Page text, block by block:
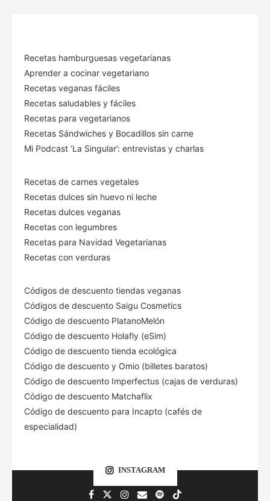
Recetas hamburguesas vegetarianas
Aprender a cocinar vegetariano
Recetas veganas fáciles
Recetas saludables y fáciles
Recetas para vegetarianos
Recetas Sándwiches y Bocadillos sin carne
Mi Podcast ‘La Singular’: entrevistas y charlas
Recetas de carnes vegetales
Recetas dulces sin huevo ni leche
Recetas dulces veganas
Recetas con legumbres
Recetas para Navidad Vegetarianas
Recetas con verduras
Códigos de descuento tiendas veganas
Códigos de descuento Saigu Cosmetics
Código de descuento PlatanoMelón
Código de descuento Holafly (eSim)
Código de descuento tienda ecológica
Código de descuento y Omio (billetes baratos)
Código de descuento Imperfectus (cajas de verduras)
Código de descuento Matchaflix
Código de descuento para Incapto (cafés de
especialidad)
INSTAGRAM